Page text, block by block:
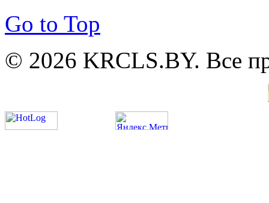
Go to Top
© 2026 KRCLS.BY. Все